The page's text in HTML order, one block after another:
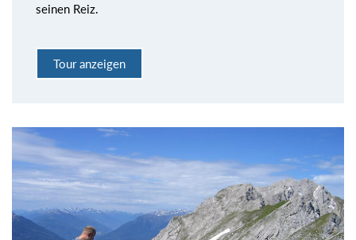
seinen Reiz.
Tour anzeigen